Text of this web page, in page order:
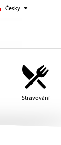
Česky
Stravování